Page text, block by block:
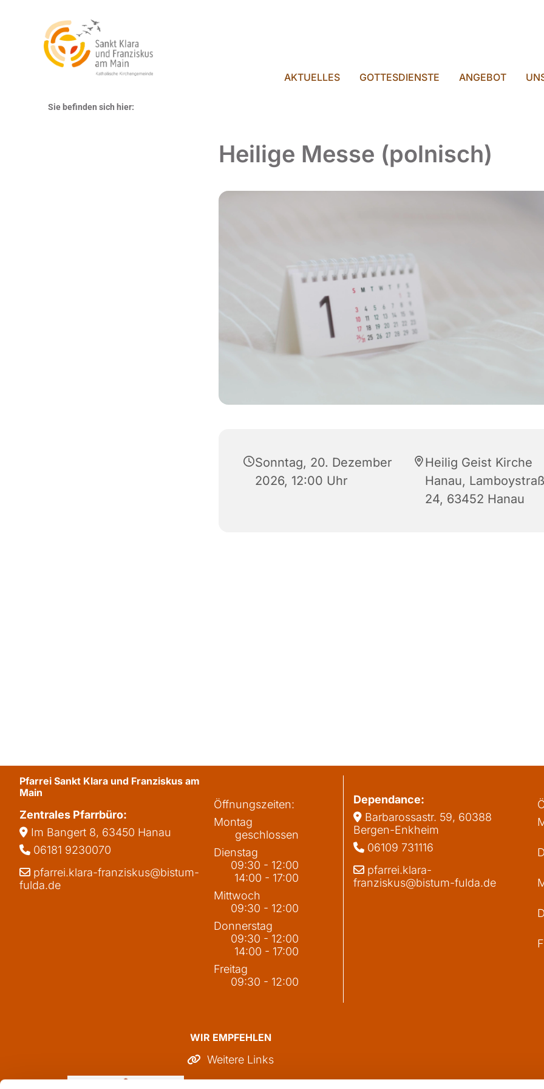
AKTUELLES GOTTESDIENSTE ANGEBOT
Sie befinden sich hier:
Heilige Messe (polnisch)
Sonntag, 20. Dezember
2026, 12:00 Uhr
Heilig Geist Kirche
Hanau,
24, 63452 Hanau
Pfarrei Sankt Klara und Franziskus am
Main
Zentrales Pfarrbüro:
 Im Bangert 8, 63450 Hanau
 06181 9230070
 pfarrei.klara-franziskus@bistum-
fulda.de
Öffnungszeiten:
Montag
geschlossen
Dienstag
09:30 - 12:00
14:00 - 17:00
Mittwoch
09:30 - 12:00
Donnerstag
09:30 - 12:00
14:00 - 17:00
Freitag
09:30 - 12:00
Dependance:
 Barbarossastr. 59, 60388
Bergen-Enkheim
 06109 731116
 pfarrei.klara-
franziskus@bistum-fulda.de
WIR EMPFEHLEN
 Weitere Links